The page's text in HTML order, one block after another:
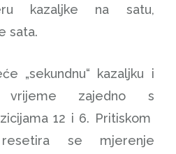
kazaljke na satu,
sata.
„sekundnu“ kazaljku i
vrijeme zajedno s
12 i 6. Pritiskom
se mjerenje